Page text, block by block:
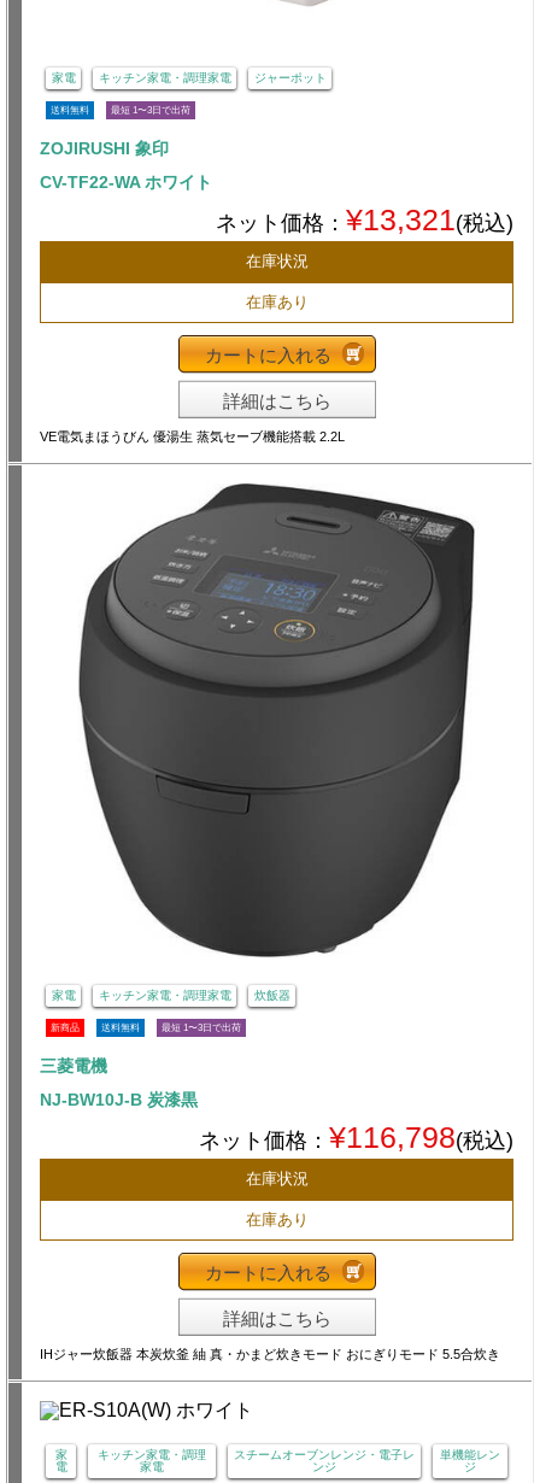
家電 キッチン家電・調理家電 ジャーポット
送料無料 最短 1〜3日で出荷
ZOJIRUSHI 象印
CV-TF22-WA ホワイト
ネット価格： ¥13,321(税込)
在庫状況
在庫あり
カートに入れる
詳細はこちら
VE電気まほうびん 優湯生 蒸気セーブ機能搭載 2.2L
家電 キッチン家電・調理家電 炊飯器
新商品 送料無料 最短 1〜3日で出荷
三菱電機
NJ-BW10J-B 炭漆黒
ネット価格： ¥116,798(税込)
在庫状況
在庫あり
カートに入れる
詳細はこちら
IHジャー炊飯器 本炭炊釜 紬 真・かまど炊きモード おにぎりモード 5.5合炊き
家
電
キッチン家電・調理
家電
スチームオーブンレンジ・電子レ
ンジ
単機能レン
ジ